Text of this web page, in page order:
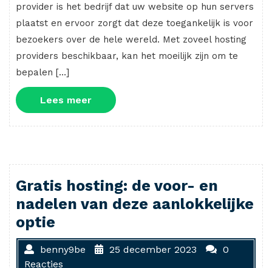
provider is het bedrijf dat uw website op hun servers
plaatst en ervoor zorgt dat deze toegankelijk is voor
bezoekers over de hele wereld. Met zoveel hosting
providers beschikbaar, kan het moeilijk zijn om te
bepalen […]
Lees meerLees
meer
Gratis hosting: de voor- en
nadelen van deze aanlokkelijke
optie
benny9be 25 december 2023
0
Reacties